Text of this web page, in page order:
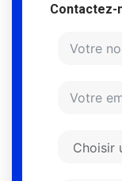
Contactez-